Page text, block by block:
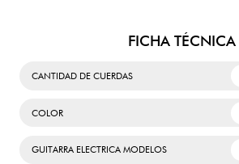
FICHA TÉCNICA
CANTIDAD DE CUERDAS
COLOR
GUITARRA ELECTRICA MODELOS